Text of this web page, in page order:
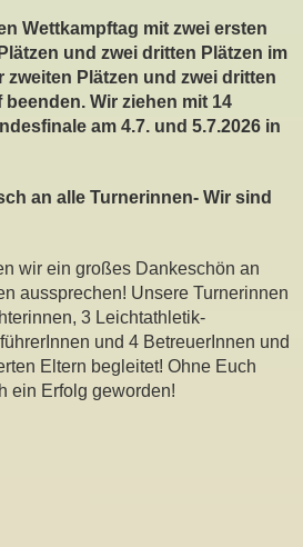
Wettkampftag mit zwei ersten
und zwei dritten Plätzen im
zweiten Plätzen und zwei dritten
beenden. Wir ziehen mit 14
am 4.7. und 5.7.2026 in
an alle Turnerinnen- Wir sind
wir ein großes Dankeschön an
aussprechen! Unsere Turnerinnen
3 Leichtathletik-
und 4 BetreuerInnen und
Eltern begleitet! Ohne Euch
ein Erfolg geworden!